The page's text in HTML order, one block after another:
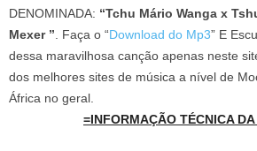
DENOMINADA: “Tchu Mário Wanga x
Mexer ” . Faça o “Download do Mp3” E
dessa maravilhosa canção apenas neste
dos melhores sites de música a nível de
África no geral.
=INFORMAÇÃO TÉCNICA